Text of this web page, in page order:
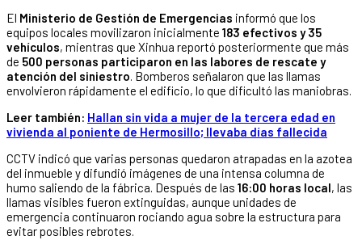
El Ministerio de Gestión de Emergencias informó que los
equipos locales movilizaron inicialmente 183 efectivos y 35
vehículos, mientras que Xinhua reportó posteriormente que más
de 500 personas participaron en las labores de rescate y
atención del siniestro. Bomberos señalaron que las llamas
envolvieron rápidamente el edificio, lo que dificultó las maniobras.
Leer también: Hallan sin vida a mujer de la tercera edad en
vivienda al poniente de Hermosillo; llevaba días fallecida
CCTV indicó que varias personas quedaron atrapadas en la azotea
del inmueble y difundió imágenes de una intensa columna de
humo saliendo de la fábrica. Después de las 16:00 horas local, las
llamas visibles fueron extinguidas, aunque unidades de
emergencia continuaron rociando agua sobre la estructura para
evitar posibles rebrotes.